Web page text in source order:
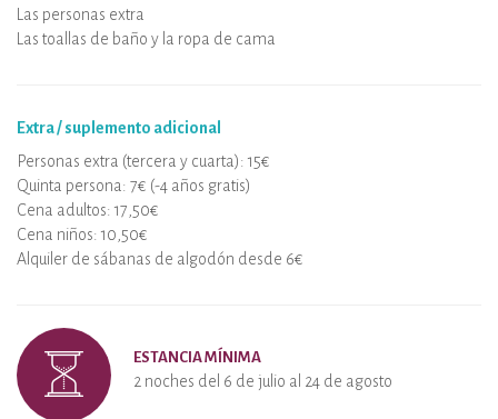
Las personas extra
Las toallas de baño y la ropa de cama
Extra / suplemento adicional
Personas extra (tercera y cuarta): 15€
Quinta persona: 7€ (-4 años gratis)
Cena adultos: 17,50€
Cena niños: 10,50€
Alquiler de sábanas de algodón desde 6€
ESTANCIA MÍNIMA
2 noches del 6 de julio al 24 de agosto